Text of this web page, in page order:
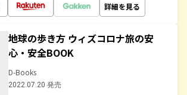
詳細を見る
地球の歩き方 ウィズコロナ旅の安
心・安全BOOK
D-Books
2022.07.20 発売